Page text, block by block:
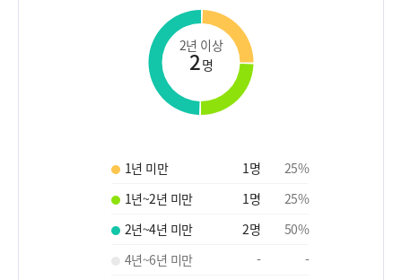
2년 이상
2명
1년 미만 1명 25%
1년~2년 미만
1명 25%
2년~4년 미만
2명 50%
4년~6년 미만
-
-